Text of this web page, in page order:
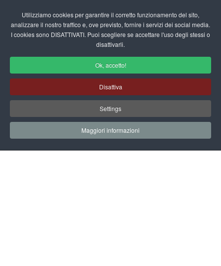
Utilizziamo cookies per garantire il corretto funzionamento del sito,
analizzare il nostro traffico e, ove previsto, fornire i servizi dei social media.
I cookies sono DISATTIVATI. Puoi scegliere se accettare l'uso degli stessi o
disattivarli.
Ok, accetto!
Disattiva
Settings
Maggiori informazioni
fas
Le Stagioni per la Scuola dell'Infanzia
Schede didattiche - Le Stagioni
Home Documenti Schede Didattiche
Le Stagioni